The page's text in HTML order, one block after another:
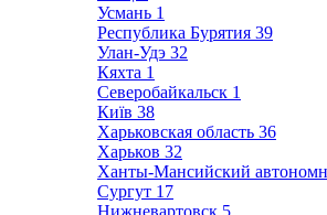
Усмань 1
Республика Бурятия 39
Улан-Удэ 32
Кяхта 1
Северобайкальск 1
Київ 38
Харьковская область 36
Харьков 32
Ханты-Мансийский
Сургут 17
Нижневартовск 5